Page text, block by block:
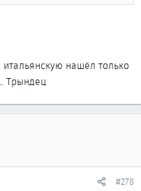
нашёл только
Трындец
#278